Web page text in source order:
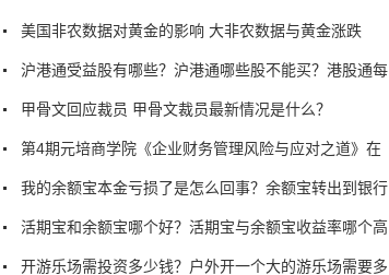
美国非农数据对黄金的影响 大非农数据与黄金涨跌
沪港通受益股有哪些？沪港通哪些股不能买？港股通每
甲骨文回应裁员 甲骨文裁员最新情况是什么？
第4期元培商学院《企业财务管理风险与应对之道》在
我的余额宝本金亏损了是怎么回事？余额宝转出到银行
活期宝和余额宝哪个好？活期宝与余额宝收益率哪个高
开游乐场需投资多少钱？户外开一个大的游乐场需要多